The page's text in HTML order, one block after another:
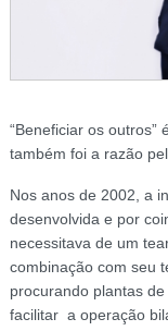
“Beneficiar os outros”
também foi a razão
Nos anos de 2002, a
desenvolvida e por
necessitava de um
combinação com seu
procurando plantas
facilitar a operação